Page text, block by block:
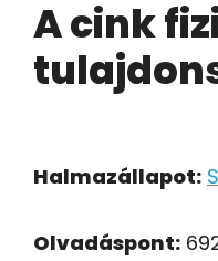
A cink
Halmazállapot:
Olvadáspont: